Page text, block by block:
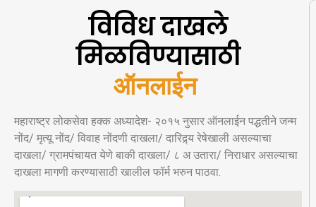
विविध दाखले
मिळविण्यासाठी
ऑनलईन अ
महाराष्ट्र लोकसेवा हक्क अध्यादेश- २०१५ नुसार ऑनलाईन पद्धतीने जन्म
नोंद/ मृत्यू नोंद/ विवाह नोंदणी दाखला/ दारिद्र्य रेषेखाली असल्याचा
दाखला/ ग्रामपंचायत येणे बाकी दाखला/ ८ अ उतारा/ निराधार असल्याचा
दाखला मागणी करण्यासाठी खालील फॉर्म भरुन पाठवा.